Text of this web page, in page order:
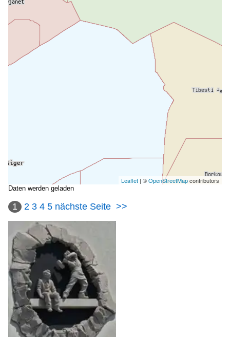
Leaflet | ©OpenStreetMapcontributors
Daten werden geladen
1 2 3 4 5 nächste Seite >>